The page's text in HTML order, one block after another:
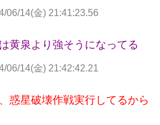
06/14(金) 21:41:23.56
黄泉より強そうになってる
06/14(金) 21:42:42.21
惑星破壊作戦実行してるから